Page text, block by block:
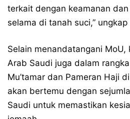
terkait dengan keamanan
selama di tanah suci,” ungkap
Selain menandatangani MoU,
Arab Saudi juga dalam
Mu’tamar dan Pameran Haji
akan bertemu dengan
Saudi untuk memastikan